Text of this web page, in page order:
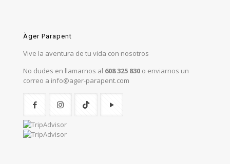
Àger Parapent
Vive la aventura de tu vida con nosotros
No dudes en llamarnos al 608 325 830 o enviarnos un
correo a info@ager-parapent.com